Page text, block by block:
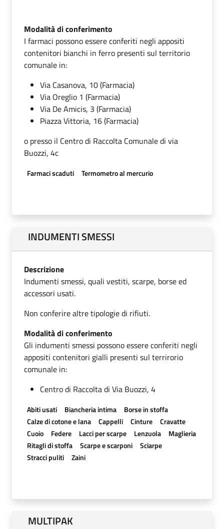
Modalità di conferimento
I farmaci possono essere conferiti negli appositi
contenitori bianchi in ferro presenti sul territorio
comunale in:
Via Casanova, 10 (Farmacia)
Via Oreglio 1 (Farmacia)
Via De Amicis, 3 (Farmacia)
Piazza Vittoria, 16 (Farmacia)
o presso il Centro di Raccolta Comunale di via
Buozzi, 4c
Farmaci scaduti Termometro al mercurio
INDUMENTI SMESSI
Descrizione
Indumenti smessi, quali vestiti, scarpe, borse ed
accessori usati.
Non conferire altre tipologie di rifiuti.
Modalità di conferimento
Gli indumenti smessi possono essere conferiti negli
appositi contenitori gialli presenti sul terrirorio
comunale in:
Centro di Raccolta di Via Buozzi, 4
Abiti usati Biancheria intima
Borse in stoffa
Calze di cotone e lana
Cappelli Cinture
Cravatte
Cuoio
Federe Lacci per scarpe Lenzuola
Maglieria
Ritagli di stoffa
Scarpe e scarponi
Sciarpe
Stracci puliti
Zaini
MULTIPAK